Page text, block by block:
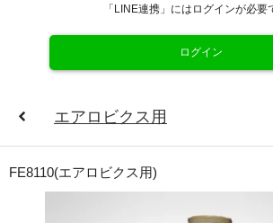
「LINE連携」にはログインが必要
ログイン
エアロビクス用
FE8110(エアロビクス用)